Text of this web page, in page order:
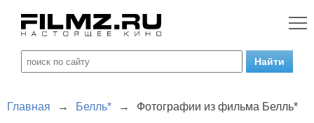
Главная → Белль* → Фотографии из фильма Белль*